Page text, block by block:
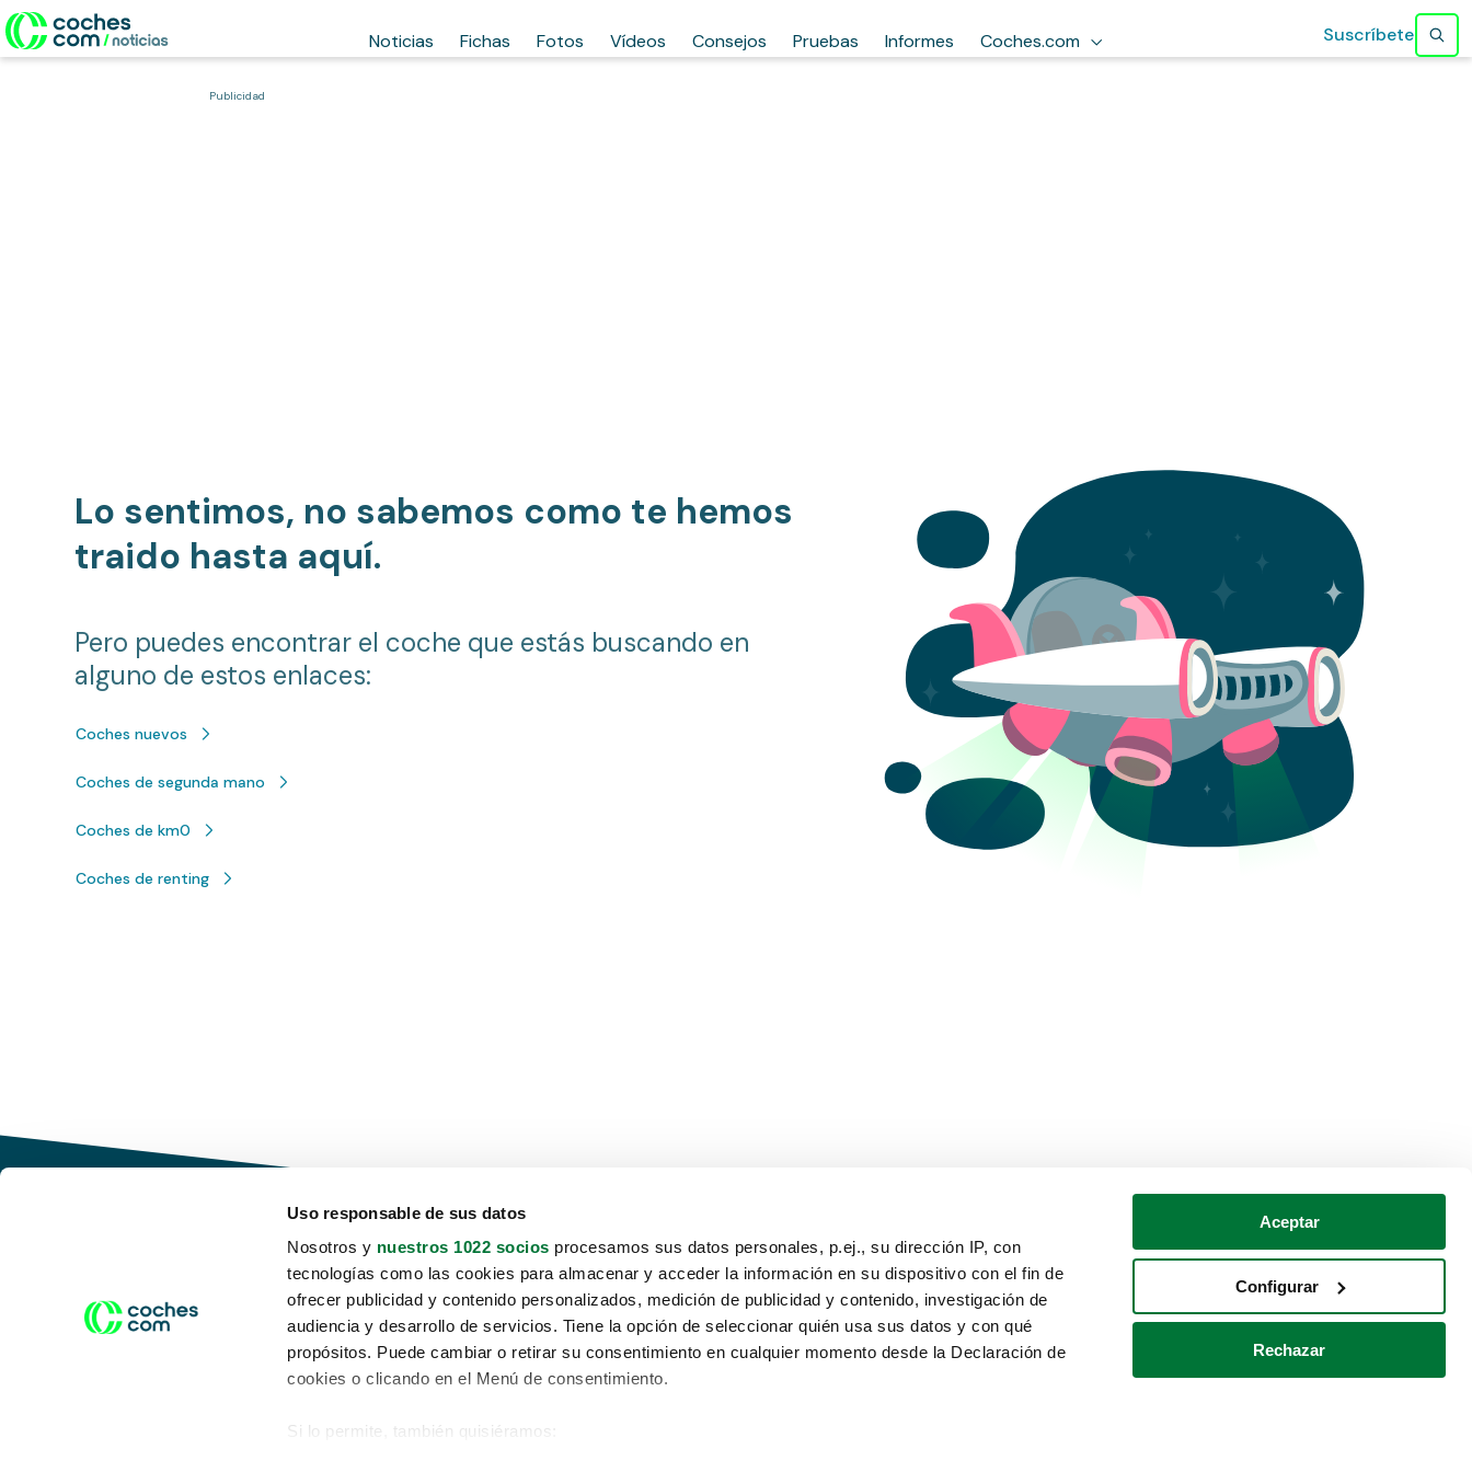
Uso responsable de sus datos
Nosotros y nuestros 1022 socios procesamos sus datos personales, p.ej., su dirección IP, con
tecnologías como las cookies para almacenar y acceder la información en su dispositivo con el fin de
ofrecer publicidad y contenido personalizados, medición de publicidad y contenido, investigación de
audiencia y desarrollo de servicios. Tiene la opción de seleccionar quién usa sus datos y con qué
propósitos. Puede cambiar o retirar su consentimiento en cualquier momento desde la Declaración de
cookies o clicando en el Menú de consentimiento.
Si lo permite, también quisiéramos:
Aceptar
Configurar
Rechazar
Noticias Fichas Fotos Vídeos Consejos Pruebas Informes Coches.com Suscríbete
Publicidad
Lo sentimos, no sabemos como te hemos
traido hasta aquí.
Pero puedes encontrar el coche que estás buscando en
alguno de estos enlaces:
Coches nuevos
Coches de segunda mano
Coches de km0
Coches de renting
Conduce tu futuro,
desata tu movilidad